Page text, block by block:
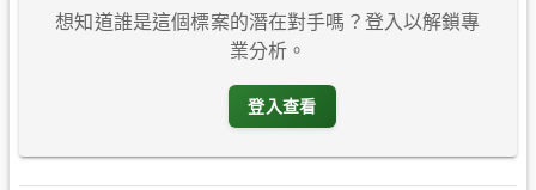
想知道誰是這個標案的潛在對手嗎？登入以解鎖專
業分析。
登入查看